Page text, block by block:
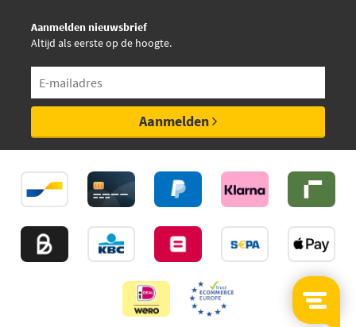
Aanmelden nieuwsbrief
Altijd als eerste op de hoogte.
Aanmelden